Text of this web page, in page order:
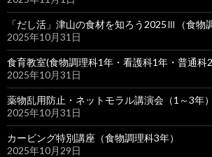
「だし活」津山の食材を知ろう2025Ⅲ（食物
2025年10月31日
食育教室(食物調理科1年・看護科1年・普通科2
2025年10月31日
薬物乱用防止・ネットモラル講演会（1～3年）
2025年10月31日
カービング特別講座（食物調理科3年）
2025年10月29日